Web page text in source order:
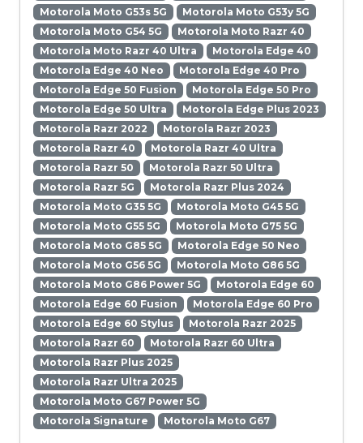
Motorola Moto G53s 5G
Motorola Moto G53y 5G
Motorola Moto G54 5G
Motorola Moto Razr 40
Motorola Moto Razr 40 Ultra
Motorola Edge 40
Motorola Edge 40 Neo
Motorola Edge 40 Pro
Motorola Edge 50 Fusion
Motorola Edge 50 Pro
Motorola Edge 50 Ultra
Motorola Edge Plus 2023
Motorola Razr 2022
Motorola Razr 2023
Motorola Razr 40
Motorola Razr 40 Ultra
Motorola Razr 50
Motorola Razr 50 Ultra
Motorola Razr 5G
Motorola Razr Plus 2024
Motorola Moto G35 5G
Motorola Moto G45 5G
Motorola Moto G55 5G
Motorola Moto G75 5G
Motorola Moto G85 5G
Motorola Edge 50 Neo
Motorola Moto G56 5G
Motorola Moto G86 5G
Motorola Moto G86 Power 5G
Motorola Edge 60
Motorola Edge 60 Fusion
Motorola Edge 60 Pro
Motorola Edge 60 Stylus
Motorola Razr 2025
Motorola Razr 60
Motorola Razr 60 Ultra
Motorola Razr Plus 2025
Motorola Razr Ultra 2025
Motorola Moto G67 Power 5G
Motorola Signature
Motorola Moto G67